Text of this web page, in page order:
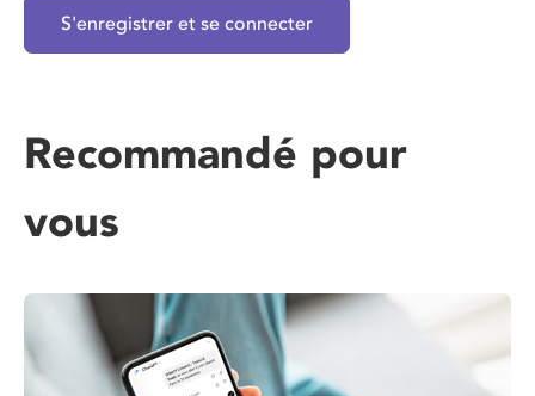
S'enregistrer et se connecter
Recommandé pour
vous